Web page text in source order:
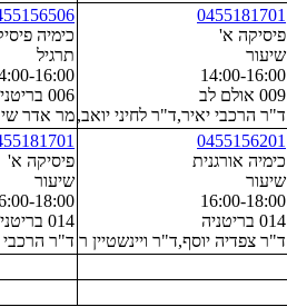
0455181701
פיסיקה א'
שיעור
14:00-16:00
009 אולם לב
ד"ר הרכבי יאיר,ד"ר לחיני יואב,פרופ'
כימיה
תרגיל
16:00
006 בריטניה
מר אדר שי
0455156201
כימיה אורגנית
שיעור
16:00-18:00
014 בריטניה
ד"ר צפדיה יוסף,ד"ר ויינשטיין רועי,ד"ר
פיסיקה א'
שיעור
18:00
014 בריטניה
ד"ר הרכבי